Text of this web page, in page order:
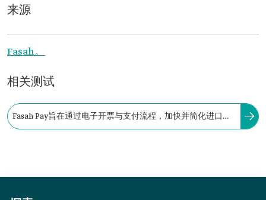
来源
Fasah。
相关测试
Fasah Pay旨在通过电子开票与支付流程，加快并简化进口